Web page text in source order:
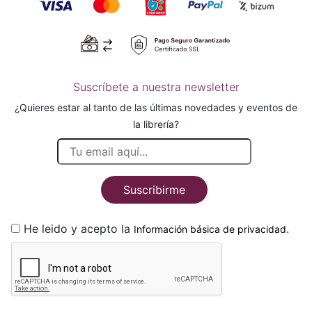
Suscríbete a nuestra newsletter
¿Quieres estar al tanto de las últimas novedades y eventos de
la librería?
Suscribirme
He leido y acepto la Información básica de privacidad.